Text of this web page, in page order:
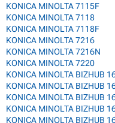
KONICA MINOLTA 7115F
KONICA MINOLTA 7118
KONICA MINOLTA 7118F
KONICA MINOLTA 7216
KONICA MINOLTA 7216N
KONICA MINOLTA 7220
KONICA MINOLTA BIZHUB
KONICA MINOLTA BIZHUB
KONICA MINOLTA BIZHUB
KONICA MINOLTA BIZHUB
KONICA MINOLTA BIZHUB